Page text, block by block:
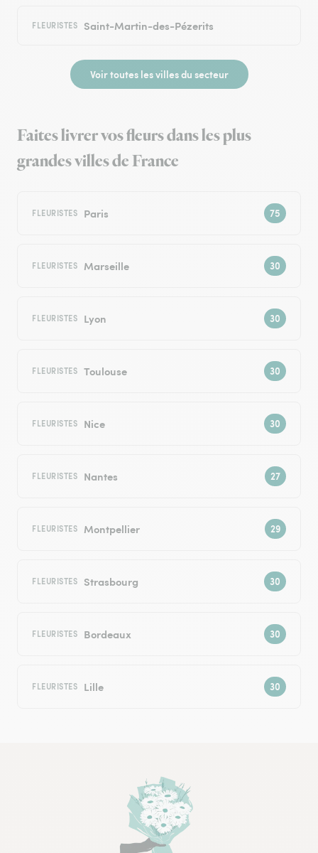
FLEURISTES Saint-Martin-des-Pézerits
Voir toutes les villes du secteur
Faites livrer vos fleurs dans les plus
grandes villes de France
FLEURISTES Paris
FLEURISTES Marseille
FLEURISTES Lyon
FLEURISTES Toulouse
FLEURISTES Nice
FLEURISTES Nantes
FLEURISTES Montpellier
FLEURISTES Strasbourg
FLEURISTES Bordeaux
FLEURISTES Lille